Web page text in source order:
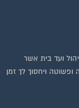
ועד בית אשר
ויחסוך לך זמן